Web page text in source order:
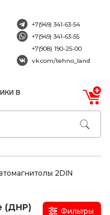
В
+7(949) 341-63-54
+7(949) 341-63-55
+7(908) 190-25-00
vk.com/tehno_land
2DIN
(ДНР) Фильтры